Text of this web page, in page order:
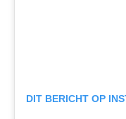
DIT BERICHT OP